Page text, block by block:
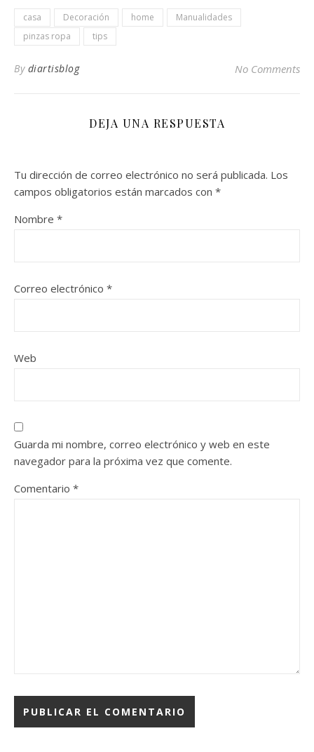
casa Decoración home
Manualidades
pinzas ropa
tips
By diartisblog No Comments
DEJA UNA RESPUESTA
Tu dirección de correo electrónico no será publicada. Los
campos obligatorios están marcados con *
Nombre *
Correo electrónico *
Web
Guarda mi nombre, correo electrónico y web en este
navegador para la próxima vez que comente.
Comentario *